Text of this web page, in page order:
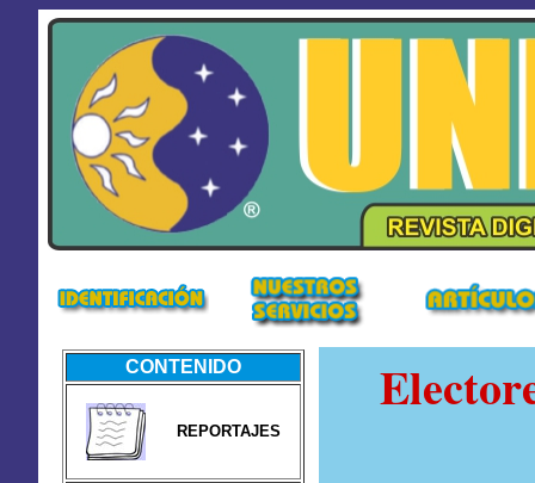
CONTENIDO
REPORTAJES